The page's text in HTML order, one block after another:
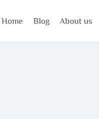
Home Blog About us